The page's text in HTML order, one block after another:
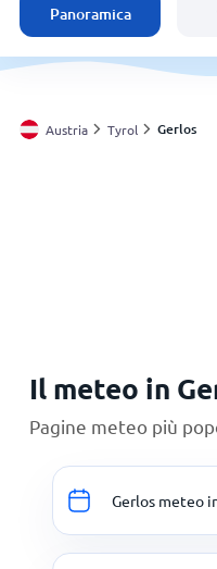
Italia
Svizzera
Panoramica
Austria Tyrol Gerlos
Il meteo in
Pagine meteo più
Gerlos meteo